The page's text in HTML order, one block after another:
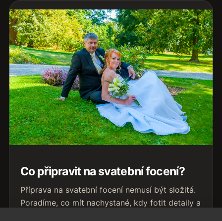
Co připravit na svatební focení?
Příprava na svatební focení nemusí být složitá.
Poradíme, co mít nachystané, kdy fotit detaily a